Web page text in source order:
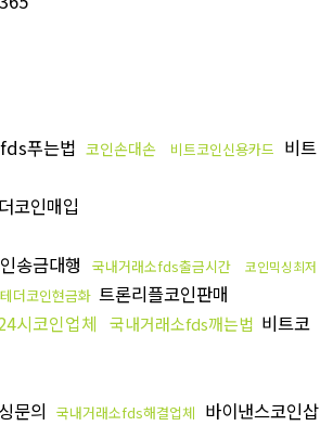
푸는법 코인손대손 비트코인신용카드 비트
코인매입
송금대행 국내거래소fds출금시간
코인믹싱최저
테더코인현금화 트론리플코인판매
시코인업체 국내거래소fds깨는법 비트코
문의 국내거래소fds해결업체 바이낸스코인삽